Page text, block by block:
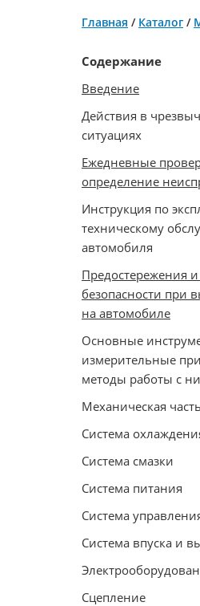
Главная / Каталог /
Содержание
Введение
Действия в
ситуациях
Ежедневные
определение
Инструкция по
техническому
автомобиля
Предостережения
безопасности при
на автомобиле
Основные
измерительные
методы работы с
Механическая
Система
Система смазки
Система питания
Система
Система впуска и
Сцепление